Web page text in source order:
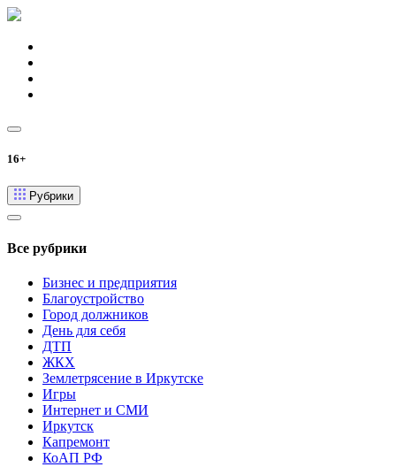
16+
Рубрики
Все рубрики
Бизнес и предприятия
Благоустройство
Город должников
День для себя
ДТП
ЖКХ
Землетрясение в Иркутске
Игры
Интернет и СМИ
Иркутск
Капремонт
КоАП РФ